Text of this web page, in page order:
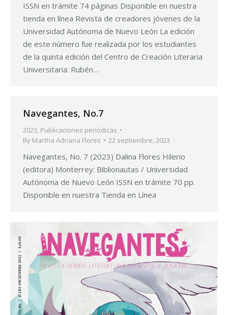
ISSN en trámite 74 páginas Disponible en nuestra
tienda en línea Revista de creadores jóvenes de la
Universidad Autónoma de Nuevo León La edición
de este número fue realizada por los estudiantes
de la quinta edición del Centro de Creación Literaria
Universitaria: Rubén…
Navegantes, No.7
2023, Publicaciones periódicas
By Martha Adriana Flores 22 septiembre, 2023
Navegantes, No. 7 (2023) Dalina Flores Hilerio
(editora) Monterrey: Biblionautas / Universidad
Autónoma de Nuevo León ISSN en trámite 70 pp.
Disponible en nuestra Tienda en Línea